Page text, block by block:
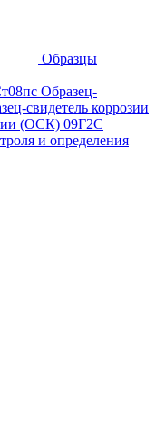
Образцы
Образец-
свидетель коррозии
(ОСК) 09Г2С
и определения